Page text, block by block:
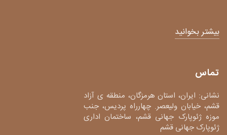
بیشتر بخوانید
تماس
نشانی: ایران، استان هرمزگان، منطقه ی آزاد
قشم، خیابان ولیعصر. چهارراه پردیس، جنب
موزه ژئوپارک جهانی قشم، ساختمان اداری
ژئوپارک جهانی قشم